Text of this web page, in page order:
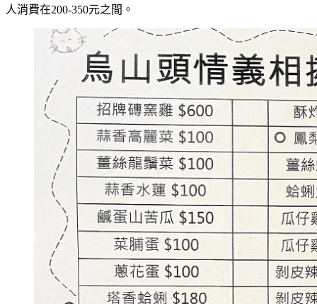
人消費在200-350元之間。